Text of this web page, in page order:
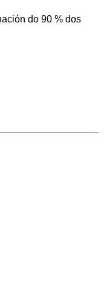
do 90 % dos